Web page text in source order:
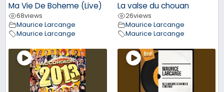
Ma Vie De Boheme (Live)
68views
Maurice Larcange
Maurice Larcange
La valse du chouan
26views
Maurice Larcange
Maurice Larcange